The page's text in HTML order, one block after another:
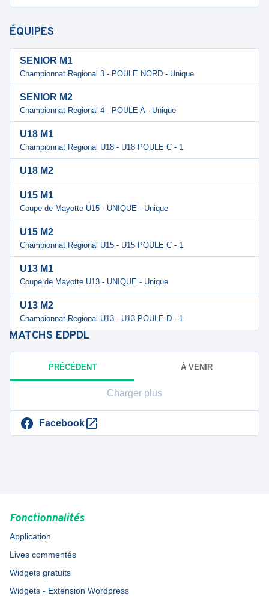
ÉQUIPES
SENIOR M1
Championnat Regional 3 - POULE NORD - Unique
SENIOR M2
Championnat Regional 4 - POULE A - Unique
U18 M1
Championnat Regional U18 - U18 POULE C - 1
U18 M2
U15 M1
Coupe de Mayotte U15 - UNIQUE - Unique
U15 M2
Championnat Regional U15 - U15 POULE C - 1
U13 M1
Coupe de Mayotte U13 - UNIQUE - Unique
U13 M2
Championnat Regional U13 - U13 POULE D - 1
MATCHS EDPDL
PRÉCÉDENT À VENIR
Charger plus
Facebook
Fonctionnalités
Application
Lives commentés
Widgets gratuits
Widgets - Extension Wordpress